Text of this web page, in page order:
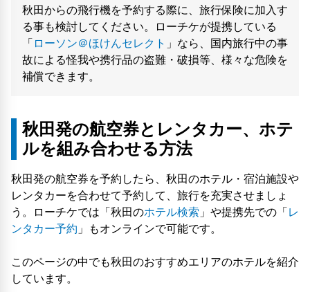
秋田からの飛行機を予約する際に、旅行保険に加入す
る事も検討してください。ローチケが提携している
「 ローソン＠ほけんセレクト 」なら、国内旅行中の事
故による怪我や携行品の盗難・破損等、様々な危険を
補償できます。
秋田発の航空券とレンタカー、ホテ
ルを組み合わせる方法
秋田発の航空券を予約したら、秋田のホテル・宿泊施設や
レンタカーを合わせて予約して、旅行を充実させましょ
う。ローチケでは「秋田のホテル検索 」や提携先での「 レ
ンタカー予約 」もオンラインで可能です。
このページの中でも秋田のおすすめエリアのホテルを紹介
しています。